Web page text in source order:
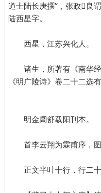
道士陆长庚撰”，张政良
陆西星字。
西星，江苏兴化人。
诸生，所著有《南华
《明广陵诗》卷二十二选
明金阊舒载阳刊本。
首李云翔为霖甫序，图
正文半叶十行，行二十